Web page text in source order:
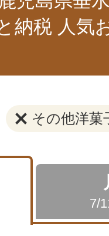
納税 人気
その他洋菓
7/